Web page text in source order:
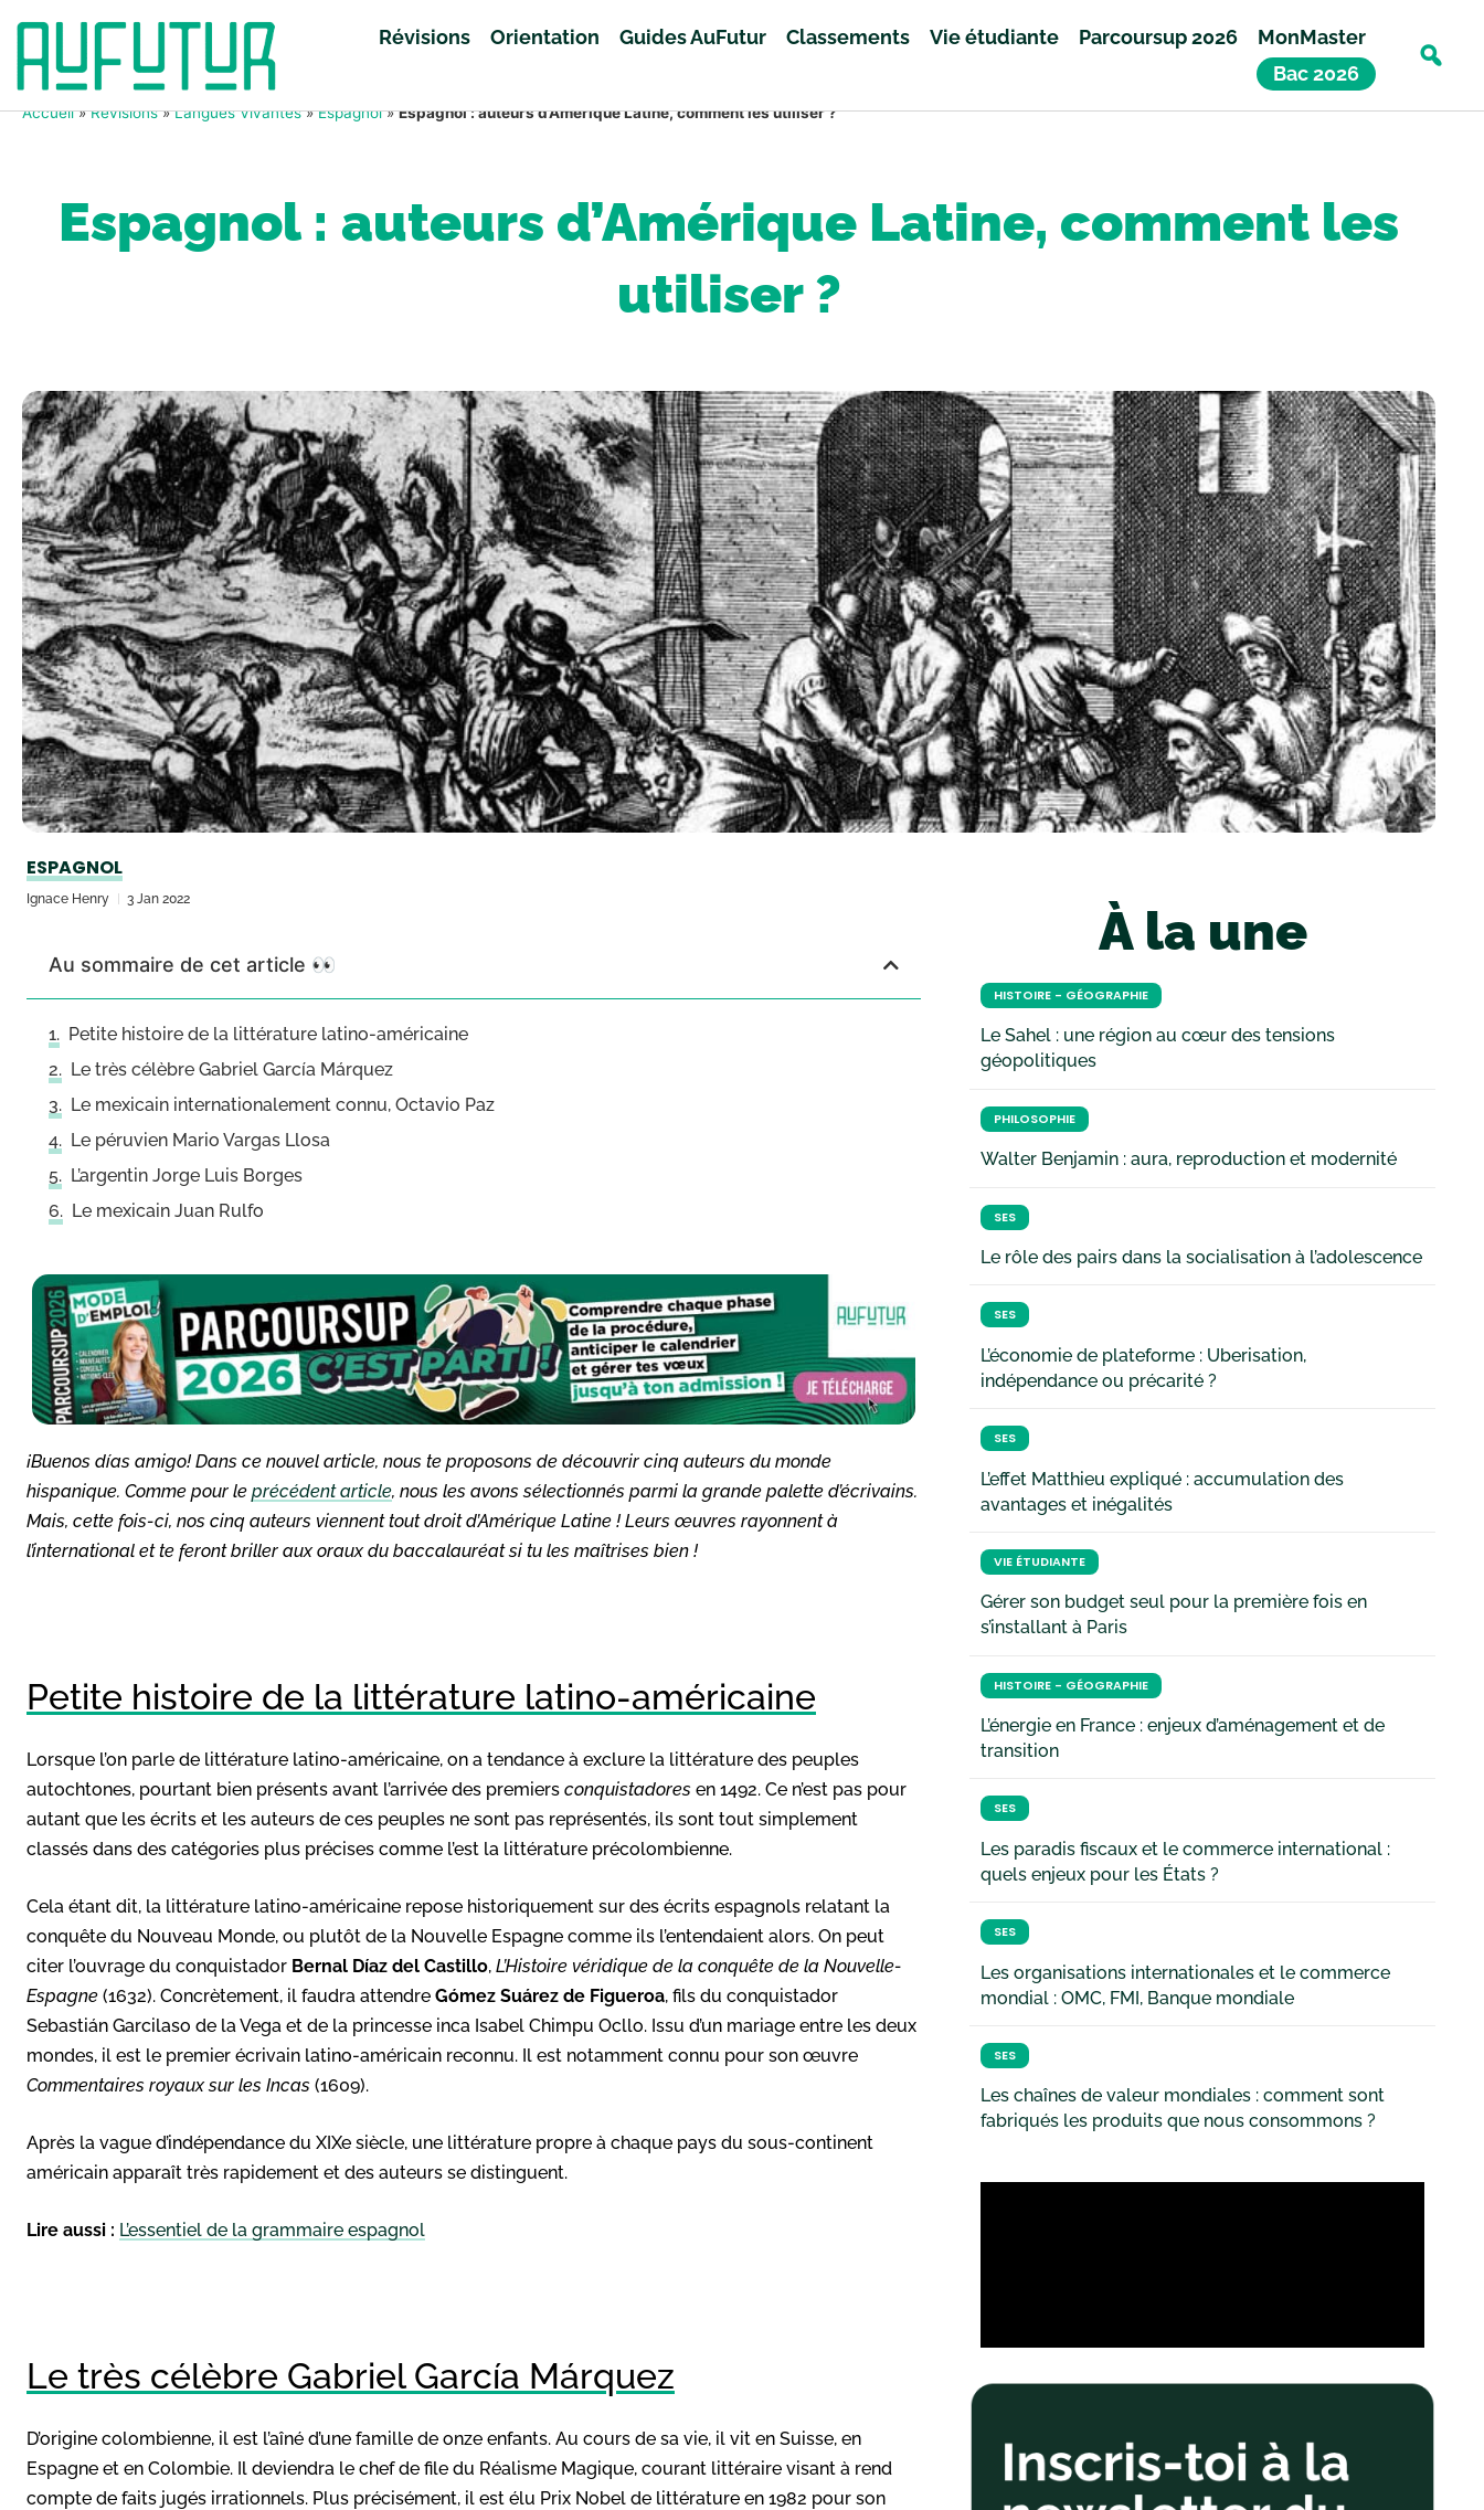
Révisions Orientation Guides AuFutur Classements Vie étudiante Parcoursup 2026
MonMaster
Bac 2026
Accueil»Révisions»Langues Vivantes»Espagnol»Espagnol : auteurs d’Amérique Latine, comment les utiliser ?
Espagnol : auteurs d’Amérique Latine, comment les
utiliser ?
ESPAGNOL
Ignace Henry 3 Jan 2022
Au sommaire de cet article 👀
Petite histoire de la littérature latino-américaine
Le très célèbre Gabriel García Márquez
Le mexicain internationalement connu, Octavio Paz
Le péruvien Mario Vargas Llosa
L’argentin Jorge Luis Borges
Le mexicain Juan Rulfo
¡Buenos días amigo! Dans ce nouvel article, nous te proposons de découvrir cinq auteurs du monde
hispanique. Comme pour le précédent article, nous les avons sélectionnés parmi la grande palette d’écrivains.
Mais, cette fois-ci, nos cinq auteurs viennent tout droit d’Amérique Latine ! Leurs œuvres rayonnent à
l’international et te feront briller aux oraux du baccalauréat si tu les maîtrises bien !
Petite histoire de la littérature latino-américaine
Lorsque l’on parle de littérature latino-américaine, on a tendance à exclure la littérature des peuples
autochtones, pourtant bien présents avant l’arrivée des premiers conquistadores en 1492. Ce n’est pas pour
autant que les écrits et les auteurs de ces peuples ne sont pas représentés, ils sont tout simplement
classés dans des catégories plus précises comme l’est la littérature précolombienne.
Cela étant dit, la littérature latino-américaine repose historiquement sur des écrits espagnols relatant la
conquête du Nouveau Monde, ou plutôt de la Nouvelle Espagne comme ils l’entendaient alors. On peut
citer l’ouvrage du conquistador Bernal Díaz del Castillo, L’Histoire véridique de la conquête de la Nouvelle-
Espagne (1632). Concrètement, il faudra attendre Gómez Suárez de Figueroa, fils du conquistador
Sebastián Garcilaso de la Vega et de la princesse inca Isabel Chimpu Ocllo. Issu d’un mariage entre les deux
mondes, il est le premier écrivain latino-américain reconnu. Il est notamment connu pour son œuvre
Commentaires royaux sur les Incas (1609).
Après la vague d’indépendance du XIXe siècle, une littérature propre à chaque pays du sous-continent
américain apparaît très rapidement et des auteurs se distinguent.
Lire aussi : L’essentiel de la grammaire espagnol
Le très célèbre Gabriel García Márquez
D’origine colombienne, il est l’aîné d’une famille de onze enfants. Au cours de sa vie, il vit en Suisse, en
Espagne et en Colombie. Il deviendra le chef de file du Réalisme Magique, courant littéraire visant à rend
compte de faits jugés irrationnels. Plus précisément, il est élu Prix Nobel de littérature en 1982 pour son
À la une
HISTOIRE - GÉOGRAPHIE
Le Sahel : une région au cœur des tensions
géopolitiques
PHILOSOPHIE
Walter Benjamin : aura, reproduction et modernité
SES
Le rôle des pairs dans la socialisation à l’adolescence
SES
L’économie de plateforme : Uberisation,
indépendance ou précarité ?
SES
L’effet Matthieu expliqué : accumulation des
avantages et inégalités
VIE ÉTUDIANTE
Gérer son budget seul pour la première fois en
s’installant à Paris
HISTOIRE - GÉOGRAPHIE
L’énergie en France : enjeux d’aménagement et de
transition
SES
Les paradis fiscaux et le commerce international :
quels enjeux pour les États ?
SES
Les organisations internationales et le commerce
mondial : OMC, FMI, Banque mondiale
SES
Les chaînes de valeur mondiales : comment sont
fabriqués les produits que nous consommons ?